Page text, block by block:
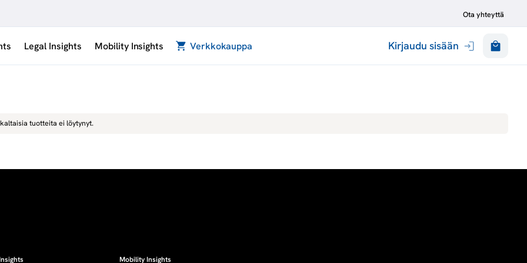
Ota yhteyttä
Legal Insights Mobility Insights Verkkokauppa Kirjaudu sisään
tuotteita ei löytynyt.
Mobility Insights